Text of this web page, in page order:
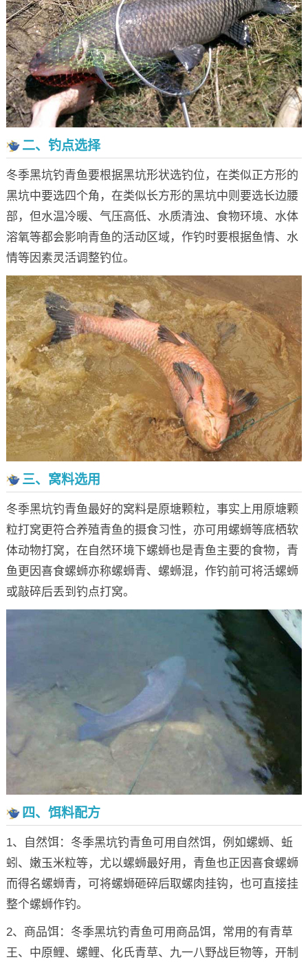
二、钓点选择
冬季黑坑钓青鱼要根据黑坑形状选钓位，在类似正方形的
黑坑中要选四个角，在类似长方形的黑坑中则要选长边腰
部，但水温冷暖、气压高低、水质清浊、食物环境、水体
溶氧等都会影响青鱼的活动区域，作钓时要根据鱼情、水
情等因素灵活调整钓位。
三、窝料选用
冬季黑坑钓青鱼最好的窝料是原塘颗粒，事实上用原塘颗
粒打窝更符合养殖青鱼的摄食习性，亦可用螺蛳等底栖软
体动物打窝，在自然环境下螺蛳也是青鱼主要的食物，青
鱼更因喜食螺蛳亦称螺蛳青、螺蛳混，作钓前可将活螺蛳
或敲碎后丢到钓点打窝。
四、饵料配方
1、自然饵：冬季黑坑钓青鱼可用自然饵，例如螺蛳、蚯
蚓、嫩玉米粒等，尤以螺蛳最好用，青鱼也正因喜食螺蛳
而得名螺蛳青，可将螺蛳砸碎后取螺肉挂钩，也可直接挂
整个螺蛳作钓。
2、商品饵：冬季黑坑钓青鱼可用商品饵，常用的有青草
王、中原鲤、螺鲤、化氏青草、九一八野战巨物等，开制